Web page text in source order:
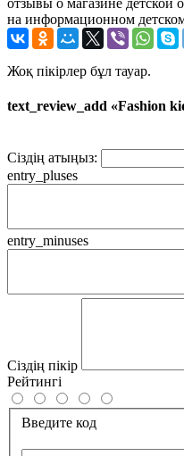
на информационном
Жоқ пікірлер бұл тауар.
text_review_add «Fashion
Сіздің атыңыз:
entry_pluses
entry_minuses
Сіздің пікір
Рейтингі
Введите код